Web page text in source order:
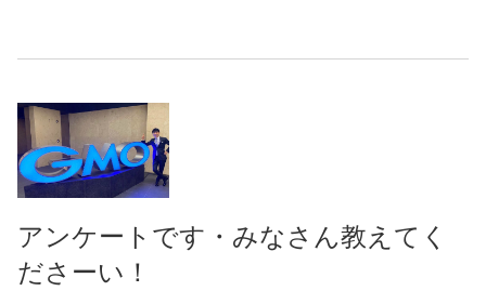
アンケートです・みなさん教えてく
ださーい！